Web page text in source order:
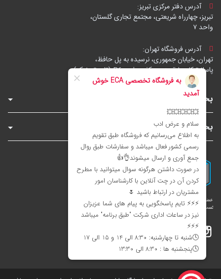
آدرس دفتر مرکزی تبریز:
تبریز، چهارراه شریعتی، مجتمع تجاری گلستان،
واحد ۷
آدرس فروشگاه تهران:
تهران، خیابان جمهوری، نرسیده به پل حافظ،
پاساژ توکل، طبقه زیرهمکف، واحد B6 (تاپ ترونیک)
بخش‌های فروشگاه
بخش‌های سایت
اینستاگرام